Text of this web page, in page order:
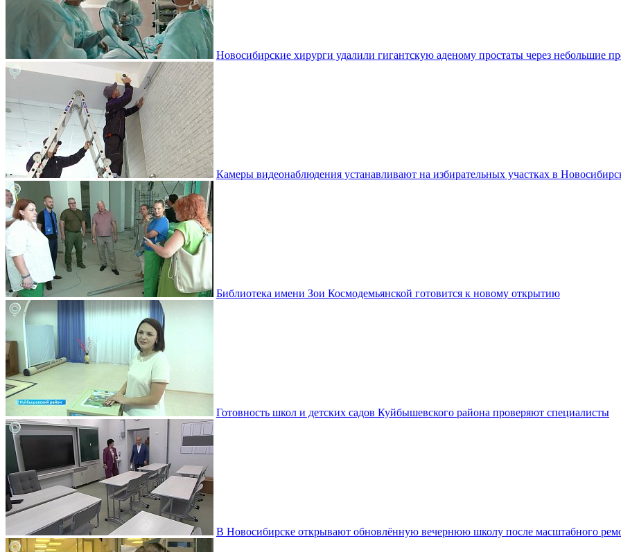
Новосибирские хирурги удалили гигантскую аденому простаты через небольшие
Камеры видеонаблюдения устанавливают на избирательных участках в
Библиотека имени Зои Космодемьянской готовится к новому открытию
Готовность школ и детских садов Куйбышевского района проверяют специалисты
В Новосибирске открывают обновлённую вечернюю школу после масштабного